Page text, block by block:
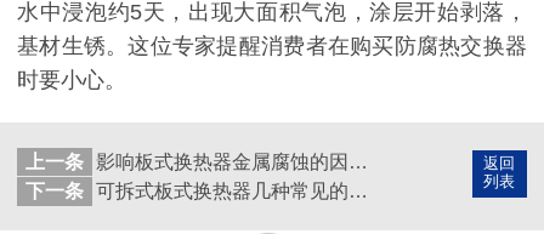
水中浸泡约5天，出现大面积气泡，涂层开始剥落，
基材生锈。这位专家提醒消费者在购买防腐热交换器
时要小心。
返回
列表
上一条
影响板式换热器金属腐蚀的因素有哪些？
下一条
可拆式板式换热器几种常见的钝化性能